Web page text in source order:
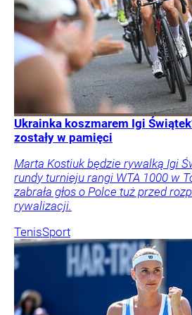
Ukrainka koszmarem Igi
zostały w pamięci
Marta Kostiuk będzie rywalką Igi
rundy turnieju rangi WTA 1000 w
zabrała głos o Polce tuż przed
rywalizacji.
TenisSport